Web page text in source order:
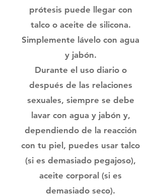
prótesis puede llegar con
talco o aceite de silicona.
Simplemente lávelo con agua
y jabón.
Durante el uso diario o
después de las relaciones
sexuales, siempre se debe
lavar con agua y jabón y,
dependiendo de la reacción
con tu piel, puedes usar talco
(si es demasiado pegajoso),
aceite corporal (si es
demasiado seco).